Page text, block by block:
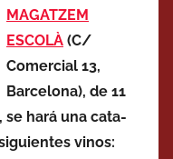
MAGATZEM
ESCOLÀ (C/
Comercial 13,
Barcelona), de 11
se hará una cata-
vinos: